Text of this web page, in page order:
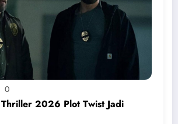
0
Thriller 2026 Plot Twist Jadi